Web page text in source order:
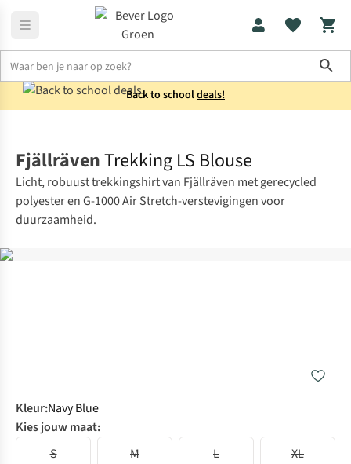
Back to schooldeals!
FjällrävenTrekking LS Blouse
Licht, robuust trekkingshirt van Fjällräven met gerecycled
polyester en G-1000 Air Stretch-verstevigingen voor
duurzaamheid.
Kleur:Navy Blue
Kies jouw maat:
S
M L XL